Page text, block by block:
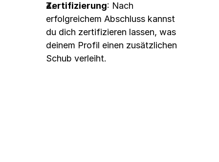
Zertifizierung: Nach
erfolgreichem Abschluss kannst
du dich zertifizieren lassen, was
deinem Profil einen zusätzlichen
Schub verleiht.